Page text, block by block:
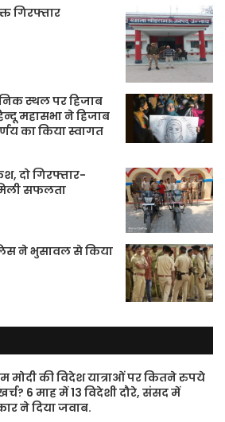
गिरफ्तार
स्थल पर हिजाब
महासभा ने हिजाब
का किया स्वागत
दो गिरफ्तार-
सफलता
ने भुसावल से किया
मोदी की विदेश यात्राओं पर कितने रुपये
6 माह में 13 विदेशी दौरे, संसद में
ने दिया जवाब.